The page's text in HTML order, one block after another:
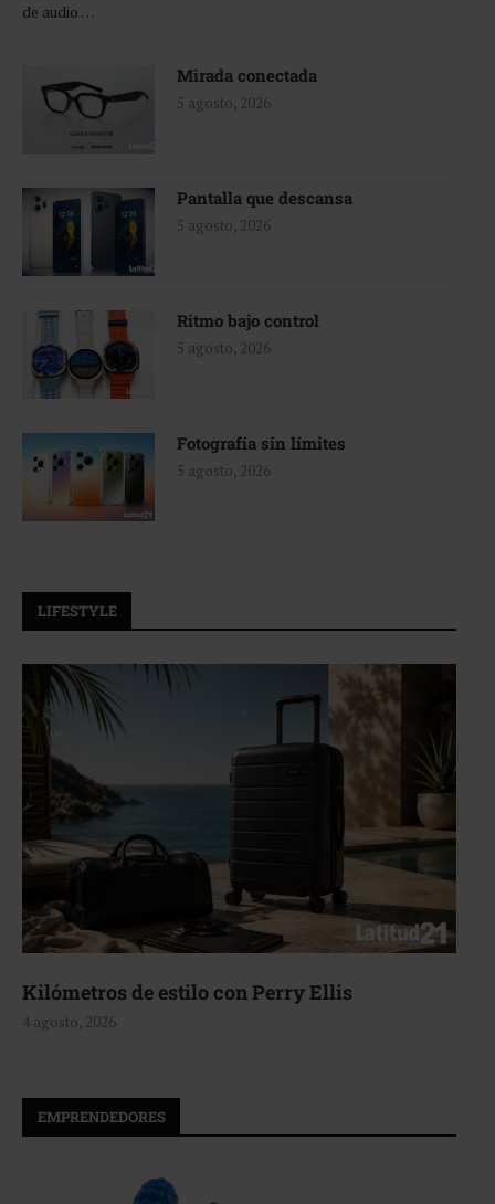
de audio …
Mirada conectada
5 agosto, 2026
Pantalla que descansa
5 agosto, 2026
Ritmo bajo control
5 agosto, 2026
Fotografía sin límites
5 agosto, 2026
LIFESTYLE
Aerie, texturas que fluyen
4 agosto, 2026
EMPRENDEDORES